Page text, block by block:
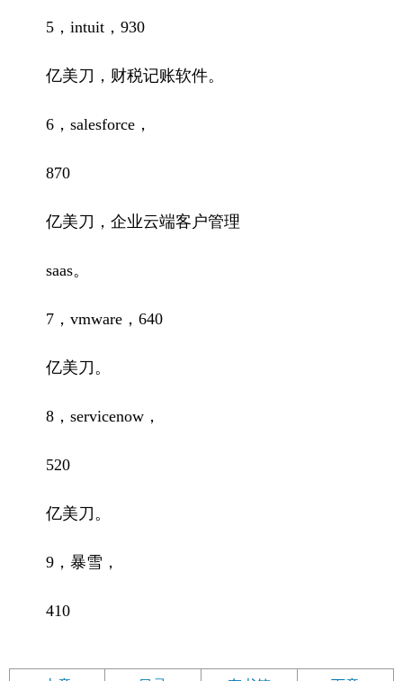
5，intuit，930
亿美刀，财税记账软件。
6，salesforce，
870
亿美刀，企业云端客户管理
saas。
7，vmware，640
亿美刀。
8，servicenow，
520
亿美刀。
9，暴雪，
410